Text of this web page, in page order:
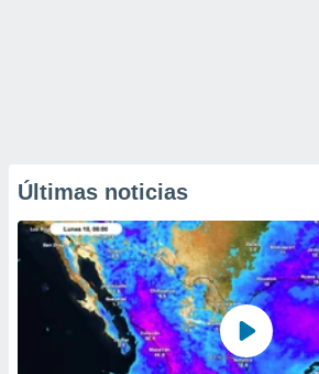
Últimas noticias